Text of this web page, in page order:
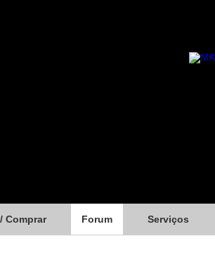
Comprar Forum Serviços